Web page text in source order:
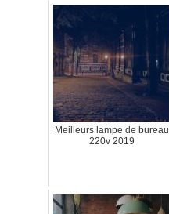
Meilleurs lampe de bureau
220v 2019